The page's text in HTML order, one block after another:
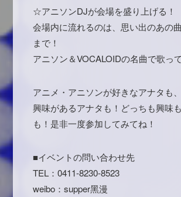
☆アニソンDJが会場を盛り上げる！
会場内に流れるのは、思い出のあの
まで！
アニソン＆VOCALOIDの名曲で歌っ
アニメ・アニソンが好きなアナタも
興味があるアナタも！どっちも興味
も！是非一度参加してみてね！
■イベントの問い合わせ先
TEL：0411-8230-8523
weibo：supper黑漫